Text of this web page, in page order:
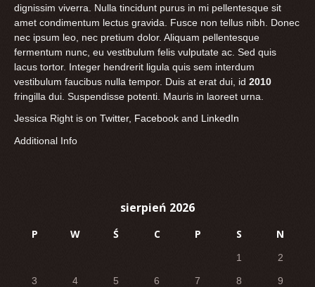
dignissim viverra. Nulla tincidunt purus in mi pellentesque sit
amet condimentum lectus gravida. Fusce non tellus nibh. Donec
nec ipsum leo, nec pretium dolor. Aliquam pellentesque
fermentum nunc, eu vestibulum felis vulputate ac. Sed quis
lacus tortor. Integer hendrerit ligula quis sem interdum
vestibulum faucibus nulla tempor. Duis at erat dui, id 2010
fringilla dui. Suspendisse potenti. Mauris in laoreet urna.
Jessica Right is on Twitter, Facebook and LinkedIn
Additional Info
sierpień 2026
P W Ś C P S N
1 2
3 4 5 6 7 8 9